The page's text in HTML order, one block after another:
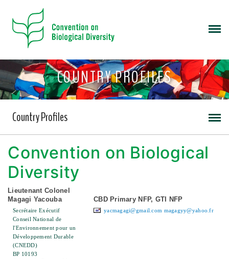
COUNTRY PROFILES
Country Profiles
Convention on Biological
Diversity
Lieutenant Colonel
Magagi Yacouba
Secrétaire Exécutif
Conseil National de
l'Environnement pour un
Développement Durable
(CNEDD)
BP 10193
CBD Primary NFP, GTI NFP
yacmagagi@gmail.com magagyy@yahoo.fr